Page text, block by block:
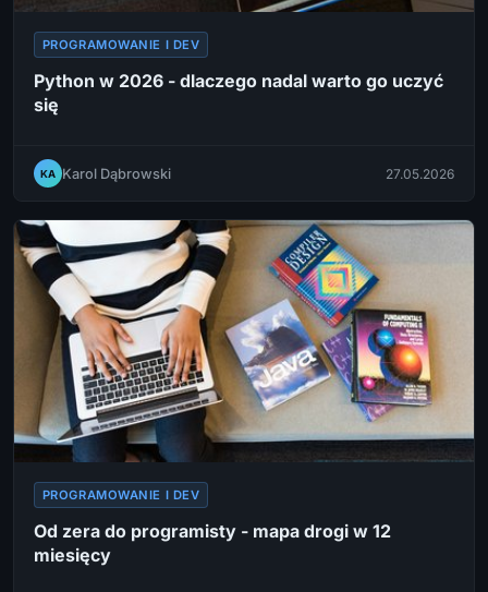
PROGRAMOWANIE I DEV
Python w 2026 - dlaczego nadal warto go uczyć
się
KA Karol Dąbrowski 27.05.2026
PROGRAMOWANIE I DEV
Od zera do programisty - mapa drogi w 12
miesięcy